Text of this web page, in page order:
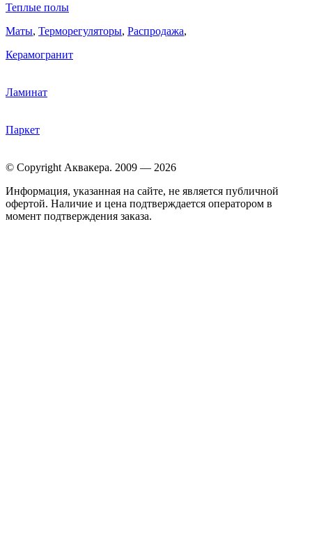
Теплые полы
Маты, Терморегуляторы, Распродажа,
Керамогранит
Ламинат
Паркет
© Copyright Аквакера. 2009 — 2026
Информация, указанная на сайте, не является публичной
офертой. Наличие и цена подтверждается оператором в
момент подтверждения заказа.